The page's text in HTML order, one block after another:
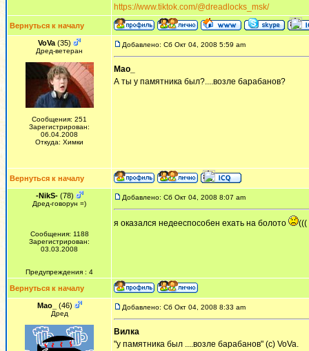
https://www.tiktok.com/@dreadlocks_msk/
Вернуться к началу
VoVa (35)
Дред-ветеран
Сообщения: 251
Зарегистрирован:
06.04.2008
Откуда: Химки
Добавлено: Сб Окт 04, 2008 5:59 am
Mao_
А ты у памятника был?....возле барабанов?
Вернуться к началу
-NikS-(78)
Дред-говорун =)
Сообщения: 1188
Зарегистрирован:
03.03.2008
Предупреждения : 4
Добавлено: Сб Окт 04, 2008 8:07 am
я оказался недееспособен ехать на болото (((
Вернуться к началу
Mao_ (46)
Дред
Добавлено: Сб Окт 04, 2008 8:33 am
Вилка
"у памятника был ....возле барабанов" (с) VoVa.